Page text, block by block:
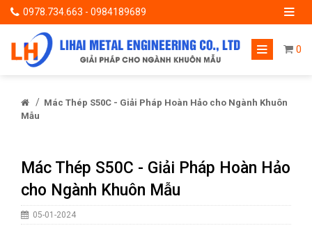
0978.734.663 - 0984189689
0
/ Mác Thép S50C - Giải Pháp Hoàn Hảo cho Ngành Khuôn
Mẫu
Mác Thép S50C - Giải Pháp Hoàn Hảo
cho Ngành Khuôn Mẫu
05-01-2024